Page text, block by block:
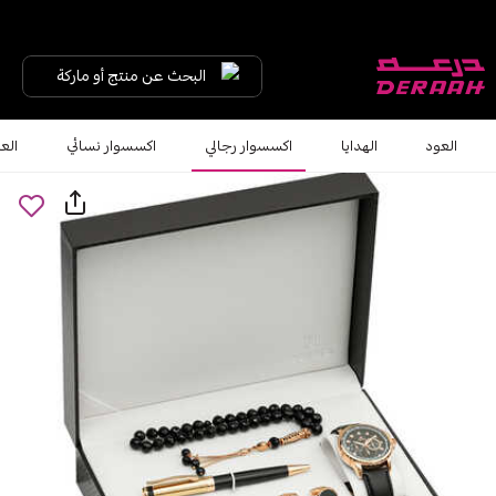
البحث عن منتج أو ماركة
العود الهدايا اكسسوار رجالي اكسسوار نسائي